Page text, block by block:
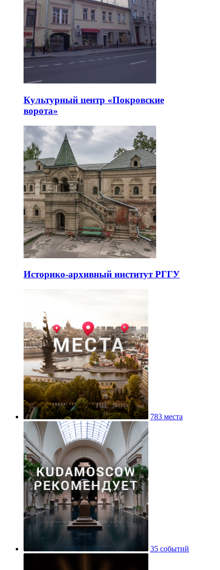
Культурный центр «Покровские
ворота»
Историко-архивный институт РГГУ
783 места
35 событий